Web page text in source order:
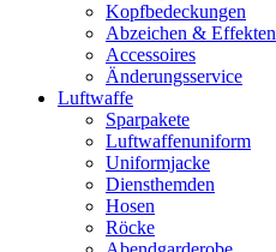
Kopfbedeckungen
Abzeichen & Effekten
Accessoires
Änderungsservice
Luftwaffe
Sparpakete
Luftwaffenuniform
Uniformjacke
Diensthemden
Hosen
Röcke